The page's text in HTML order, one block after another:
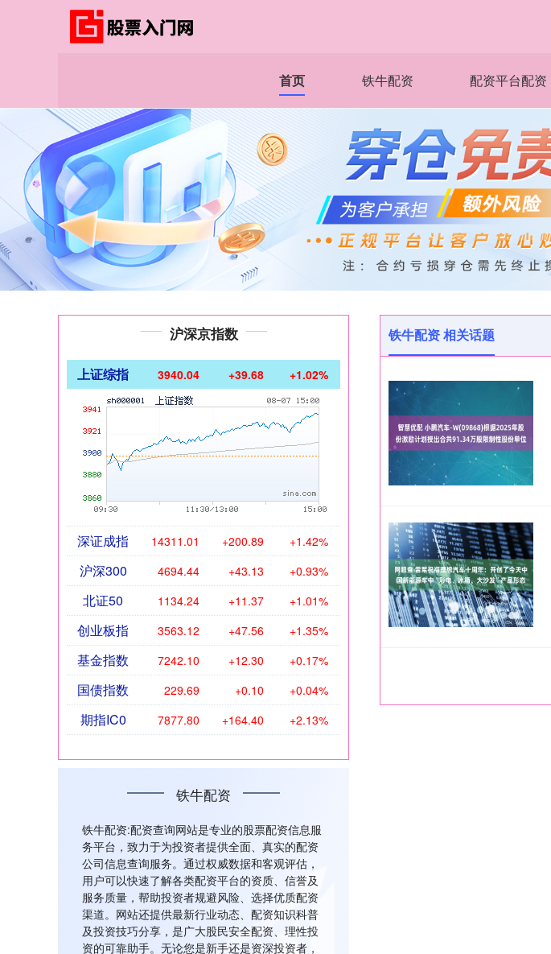
首页 铁牛配资 配资平台配资
铁牛配资 相关话题
沪深京指数
上证综指 3940.04 +39.68 +1.02%
深证成指 14311.01 +200.89 +1.42%
沪深300 4694.44 +43.13 +0.93%
北证50 1134.24 +11.37 +1.01%
创业板指 3563.12 +47.56 +1.35%
基金指数 7242.10 +12.30 +0.17%
国债指数 229.69 +0.10 +0.04%
期指IC0 7877.80 +164.40 +2.13%
铁牛配资
铁牛配资:配资查询网站是专业的股票配资信息服
务平台，致力于为投资者提供全面、真实的配资
公司信息查询服务。通过权威数据和客观评估，
用户可以快速了解各类配资平台的资质、信誉及
服务质量，帮助投资者规避风险、选择优质配资
渠道。网站还提供最新行业动态、配资知识科普
及投资技巧分享，是广大股民安全配资、理性投
资的可靠助手。无论您是新手还是资深投资者，